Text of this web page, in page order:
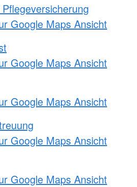
Google Maps Ansicht
Google Maps Ansicht
Google Maps Ansicht
Google Maps Ansicht
Google Maps Ansicht